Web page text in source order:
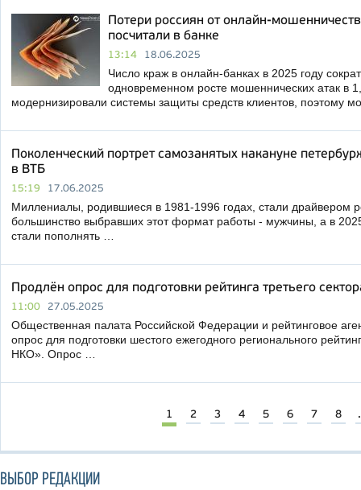
Потери россиян от онлайн-
посчитали в банке
13:14 18.06.2025
Число краж в онлайн-банках в 2025 году
одновременном росте мошеннических атак в
модернизировали системы защиты средств клиентов, поэтому
Поколенческий портрет самозанятых накануне
в ВТБ
15:19 17.06.2025
Миллениалы, родившиеся в 1981-1996 годах, стали драйвером
большинство выбравших этот формат работы - мужчины, а в
стали пополнять …
Продлён опрос для подготовки рейтинга третьего
11:00 27.05.2025
Общественная палата Российской Федерации и рейтинговое
опрос для подготовки шестого ежегодного регионального
НКО». Опрос …
1 2 3 4 5 6 7 8
ВЫБОР РЕДАКЦИИ